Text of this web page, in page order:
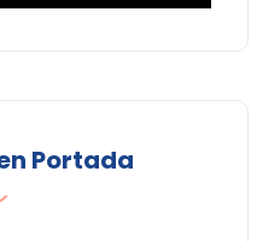
Portada